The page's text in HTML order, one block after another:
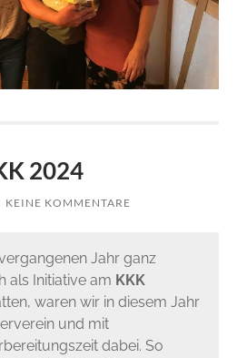
2024
KEINE KOMMENTARE
Jahr ganz
als Initiative am KKK
waren wir in diesem Jahr
und mit
dabei. So